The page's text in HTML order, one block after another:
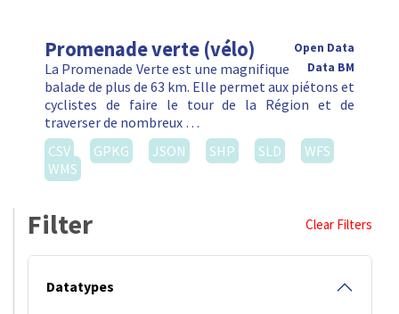
Promenade verte (vélo)
Open Data
Data BM
La Promenade Verte est une magnifique
balade de plus de 63 km. Elle permet aux piétons et
cyclistes de faire le tour de la Région et de
traverser de nombreux …
CSV
GPKG JSON SHP SLD
WFS
WMS
Filter Clear Filters
Datatypes